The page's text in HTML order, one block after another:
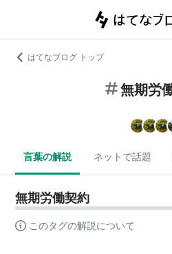
はてなブログ トップ
無期労
言葉の解説 ネットで話題
無期労働契約
このタグの解説について